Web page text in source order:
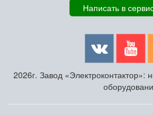
Написать в
2026г. Завод «Электроконтактор»: